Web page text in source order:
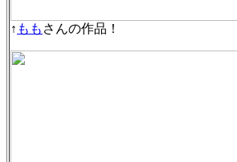
↑ もも さんの作品！